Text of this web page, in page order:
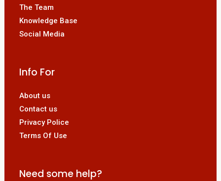
The Team
Knowledge Base
Social Media
Info For
About us
Contact us
Privacy Police
Terms Of Use
Need some help?